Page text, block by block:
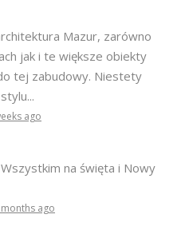
Mazur, zarówno
jak i te większe obiekty
tej zabudowy. Niestety
ago
na święta i Nowy
ago